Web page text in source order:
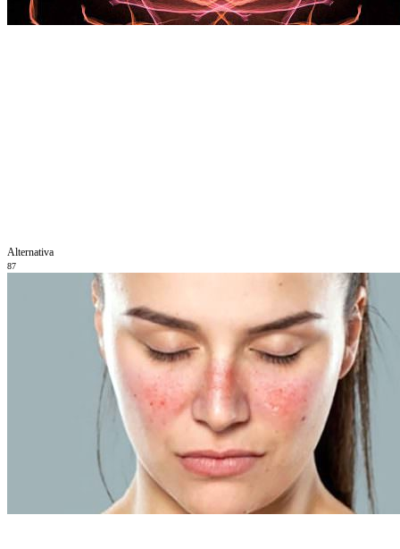
Alternativa
87